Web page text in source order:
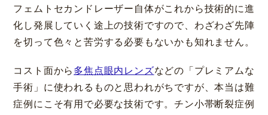
フェムトセカンドレーザー自体がこれから技術的に進
化し発展していく途上の技術ですので、わざわざ先陣
を切って色々と苦労する必要もないかも知れません。
コスト面から 多焦点眼内レンズなどの「プレミアムな
手術」に使われるものと思われがちですが、本当は難
症例にこそ有用で必要な技術です。チン小帯断裂症例